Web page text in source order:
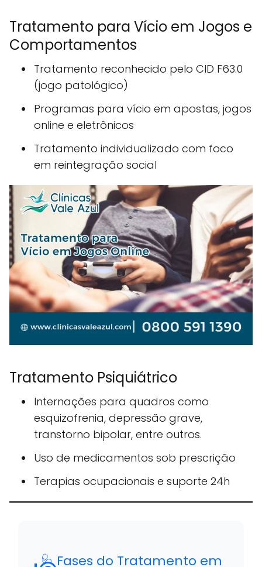
Tratamento para Vício em Jogos e
Comportamentos
Tratamento reconhecido pelo CID F63.0
(jogo patológico)
Programas para vício em apostas, jogos
online e eletrônicos
Tratamento individualizado com foco
em reintegração social
Tratamento Psiquiátrico
Internações para quadros como
esquizofrenia, depressão grave,
transtorno bipolar, entre outros.
Uso de medicamentos sob prescrição
Terapias ocupacionais e suporte 24h
🩺 Fases do Tratamento em